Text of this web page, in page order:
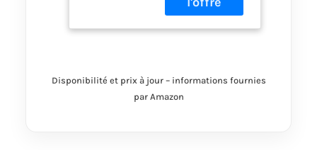
cristaux
bijou radieux
Vivement
Disponibilité et prix à jour – informations fournies
par Amazon